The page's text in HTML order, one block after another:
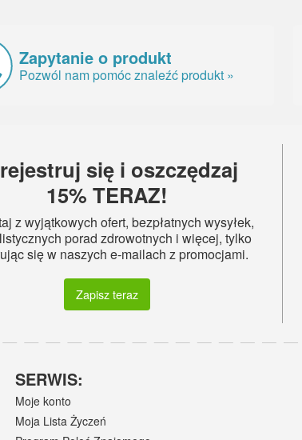
Zapytanie o produkt
Pozwól nam pomóc znaleźć produkt »
się i oszczędzaj
15% TERAZ!
z wyjątkowych ofert, bezpłatnych wysyłek,
porad zdrowotnych i więcej, tylko
się w naszych e-mailach z promocjami.
Zapisz teraz
SERWIS:
Moje konto
Moja Lista Życzeń